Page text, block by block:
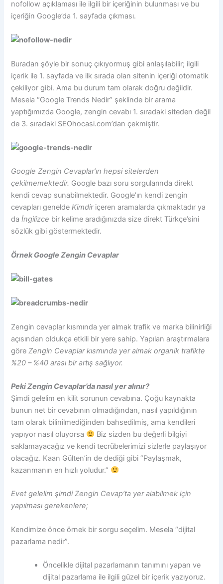
nofollow açıklaması ile ilgili bir içeriğinin bulunması ve bu
içeriğin Google’da 1. sayfada çıkması.
Buradan şöyle bir sonuç çıkıyormuş gibi anlaşılabilir; ilgili
içerik ile 1. sayfada ve ilk sırada olan sitenin içeriği otomatik
çekiliyor gibi. Ama bu durum tam olarak doğru değildir.
Mesela “Google Trends Nedir” şeklinde bir arama
yaptığımızda Google, zengin cevabı 1. sıradaki siteden değil
de 3. sıradaki SEOhocasi.com’dan çekmiştir.
Google Zengin Cevaplar’ın hepsi sitelerden
çekilmemektedir. Google bazı soru sorgularında direkt
kendi cevap sunabilmektedir. Google’ın kendi zengin
cevapları geneldeKimdiriçeren aramalarda çıkmaktadır ya
daİngilizce bir kelime aradığınızda size direkt Türkçe’sini
sözlük gibi göstermektedir.
Örnek Google Zengin Cevaplar
Zengin cevaplar kısmında yer almak trafik ve marka bilinirliği
açısından oldukça etkili bir yere sahip. Yapılan araştırmalara
göreZengin Cevaplar kısmında yer almak organik trafikte
%20 – %40 arası bir artış sağlıyor.
Peki Zengin Cevaplar’da nasıl yer alınır?
Şimdi gelelim en kilit sorunun cevabına. Çoğu kaynakta
bunun net bir cevabının olmadığından, nasıl yapıldığının
tam olarak bilinilmediğinden bahsedilmiş, ama kendileri
yapıyor nasıl oluyorsa
Biz sizden bu değerli bilgiyi
saklamayacağız ve kendi tecrübelerimizi sizlerle paylaşıyor
olacağız. Kaan Gülten’in de dediği gibi “Paylaşmak,
kazanmanın en hızlı yoludur.”
Evet gelelim şimdi Zengin Cevap’ta yer alabilmek için
yapılması gerekenlere;
Kendimize önce örnek bir sorgu seçelim. Mesela “dijital
pazarlama nedir”.
Öncelikle dijital pazarlamanın tanımını yapan ve
dijital pazarlama ile ilgili güzel bir içerik yazıyoruz.